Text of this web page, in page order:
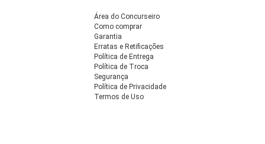
Área do Concurseiro
Como comprar
Garantia
Erratas e Retificações
Política de Entrega
Política de Troca
Segurança
Política de Privacidade
Termos de Uso